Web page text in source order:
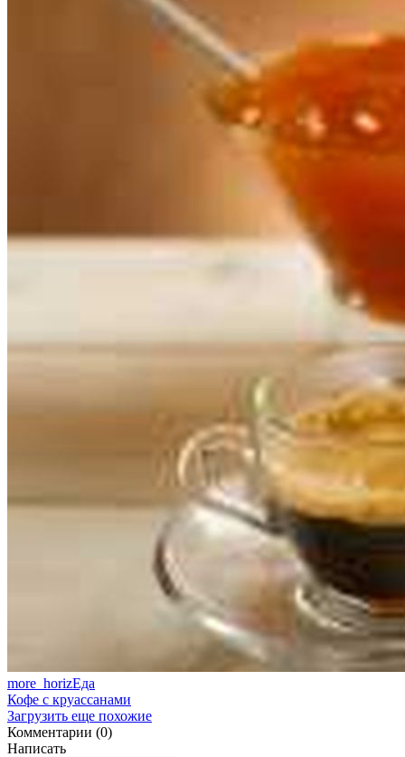
more_horizЕда
Кофе с круассанами
Загрузить еще похожие
Комментарии (0)
Написать